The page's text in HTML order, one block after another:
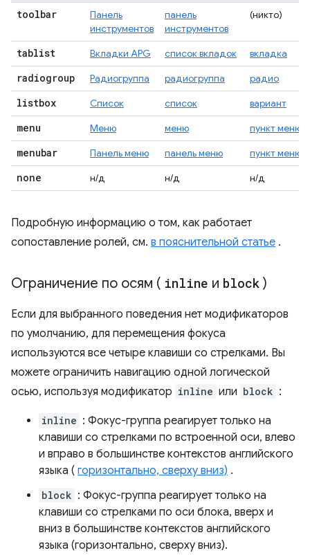
toolbar
Панель
инструментов
панель
инструментов
(никто)
tablist Вкладки APG список вкладок вкладка
radiogroup Радиогруппа радиогруппа радио
listbox Список список вариант
menu Меню меню пункт меню
menubar Панель меню панель меню пункт меню
none н/д н/д н/д
Подробную информацию о том, как работает
сопоставление ролей, см. в пояснительной статье .
Ограничение по осям ( inline и block )
Если для выбранного поведения нет модификаторов
по умолчанию, для перемещения фокуса
используются все четыре клавиши со стрелками. Вы
можете ограничить навигацию одной логической
осью, используя модификатор inline или block :
inline : Фокус-группа реагирует только на
клавиши со стрелками по встроенной оси, влево
и вправо в большинстве контекстов английского
языка ( горизонтально, сверху вниз) .
block : Фокус-группа реагирует только на
клавиши со стрелками по оси блока, вверх и
вниз в большинстве контекстов английского
языка (горизонтально, сверху вниз).